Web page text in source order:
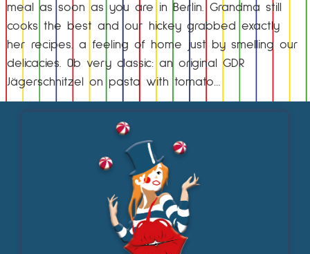
meal as soon as you are in Berlin. Grandma still
cooks the best and our hickey grabbed exactly
her recipes. a feeling of home just by smelling our
delicacies. 0b very classic: an original GDR
Jägerschnitzel on pasta with tomato…